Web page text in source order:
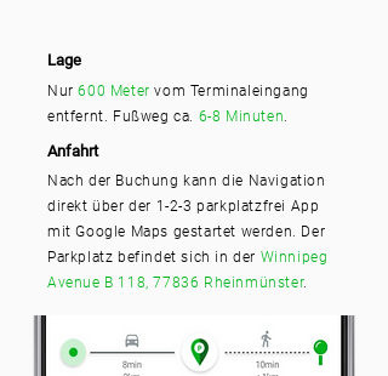
Lage
Nur600 Meter vom Terminaleingang
entfernt. Fußweg ca. 6-8 Minuten.
Anfahrt
Nach der Buchung kann die Navigation
direkt über der 1-2-3 parkplatzfrei App
mit Google Maps gestartet werden. Der
Parkplatz befindet sich in der Winnipeg
Avenue B 118, 77836 Rheinmünster.